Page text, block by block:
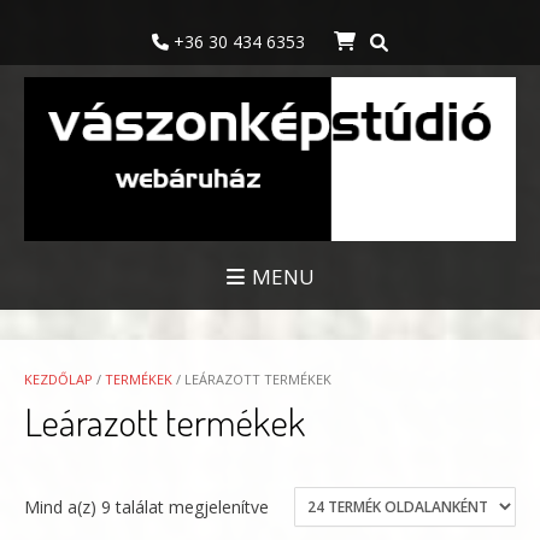
content
+36 30 434 6353
MENU
KEZDŐLAP / TERMÉKEK / LEÁRAZOTT TERMÉKEK
Leárazott termékek
Mind a(z) 9 találat megjelenítve